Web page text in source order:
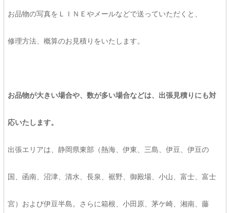
お品物の写真をＬＩＮＥやメールなどで送っていただくと、
修理方法、概算のお見積りをいたします。
お品物が大きい場合や、数が多い場合などは、出張見積りにも対
応いたします。
出張エリアは、静岡県東部（熱海、伊東、三島、伊豆、伊豆の
国、函南、沼津、清水、長泉、裾野、御殿場、小山、富士、富士
宮）および伊豆半島。さらに箱根、小田原、茅ケ崎、湘南、藤